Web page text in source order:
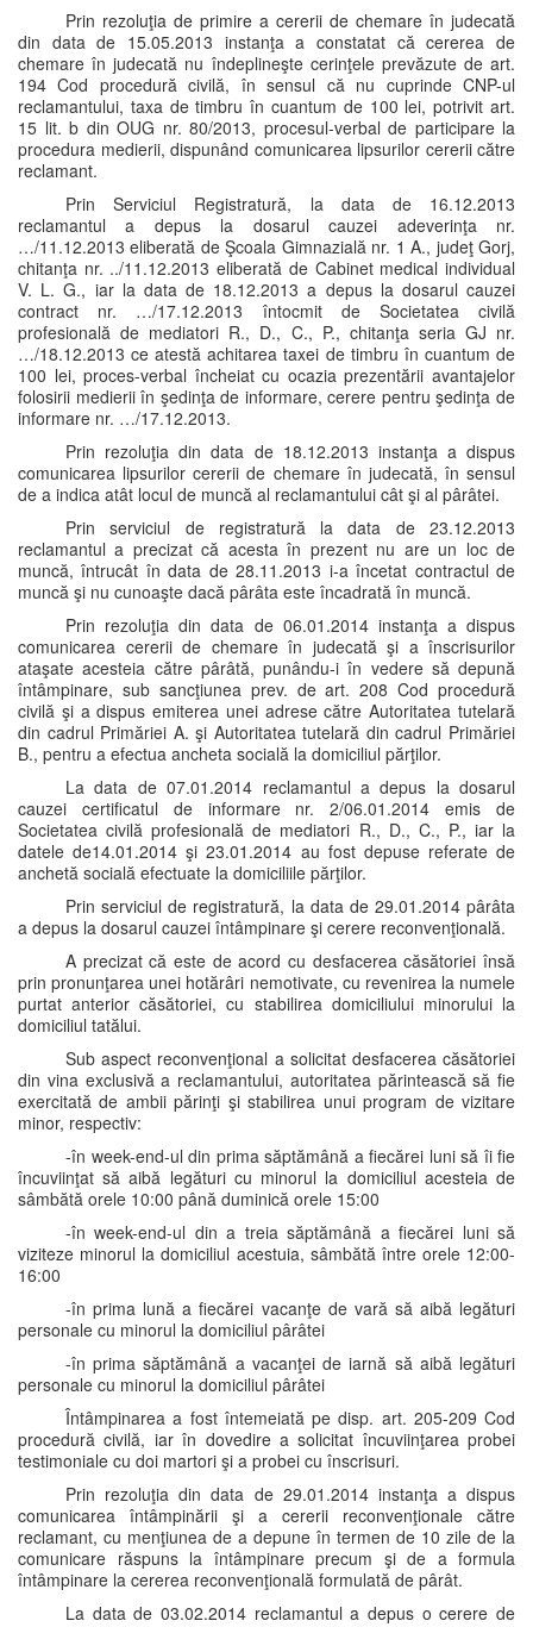
Prin rezoluţia de primire a cererii de chemare în judecată
din data de 15.05.2013 instanţa a constatat că cererea de
chemare în judecată nu îndeplineşte cerinţele prevăzute de art.
194 Cod procedură civilă, în sensul că nu cuprinde CNP-ul
reclamantului, taxa de timbru în cuantum de 100 lei, potrivit art.
15 lit. b din OUG nr. 80/2013, procesul-verbal de participare la
procedura medierii, dispunând comunicarea lipsurilor cererii către
reclamant.
Prin Serviciul Registratură, la data de 16.12.2013
reclamantul a depus la dosarul cauzei adeverinţa nr.
…/11.12.2013 eliberată de Şcoala Gimnazială nr. 1 A., judeţ Gorj,
chitanţa nr. ../11.12.2013 eliberată de Cabinet medical individual
V. L. G., iar la data de 18.12.2013 a depus la dosarul cauzei
contract nr. …/17.12.2013 întocmit de Societatea civilă
profesională de mediatori R., D., C., P., chitanţa seria GJ nr.
…/18.12.2013 ce atestă achitarea taxei de timbru în cuantum de
100 lei, proces-verbal încheiat cu ocazia prezentării avantajelor
folosirii medierii în şedinţa de informare, cerere pentru şedinţa de
informare nr. …/17.12.2013.
Prin rezoluţia din data de 18.12.2013 instanţa a dispus
comunicarea lipsurilor cererii de chemare în judecată, în sensul
de a indica atât locul de muncă al reclamantului cât şi al pârâtei.
Prin serviciul de registratură la data de 23.12.2013
reclamantul a precizat că acesta în prezent nu are un loc de
muncă, întrucât în data de 28.11.2013 i-a încetat contractul de
muncă şi nu cunoaşte dacă pârâta este încadrată în muncă.
Prin rezoluţia din data de 06.01.2014 instanţa a dispus
comunicarea cererii de chemare în judecată şi a înscrisurilor
ataşate acesteia către pârâtă, punându-i în vedere să depună
întâmpinare, sub sancţiunea prev. de art. 208 Cod procedură
civilă şi a dispus emiterea unei adrese către Autoritatea tutelară
din cadrul Primăriei A. şi Autoritatea tutelară din cadrul Primăriei
B., pentru a efectua ancheta socială la domiciliul părţilor.
La data de 07.01.2014 reclamantul a depus la dosarul
cauzei certificatul de informare nr. 2/06.01.2014 emis de
Societatea civilă profesională de mediatori R., D., C., P., iar la
datele de14.01.2014 şi 23.01.2014 au fost depuse referate de
anchetă socială efectuate la domiciliile părţilor.
Prin serviciul de registratură, la data de 29.01.2014 pârâta
a depus la dosarul cauzei întâmpinare şi cerere reconvenţională.
A precizat că este de acord cu desfacerea căsătoriei însă
prin pronunţarea unei hotărâri nemotivate, cu revenirea la numele
purtat anterior căsătoriei, cu stabilirea domiciliului minorului la
domiciliul tatălui.
Sub aspect reconvenţional a solicitat desfacerea căsătoriei
din vina exclusivă a reclamantului, autoritatea părintească să fie
exercitată de ambii părinţi şi stabilirea unui program de vizitare
minor, respectiv:
-în week-end-ul din prima săptămână a fiecărei luni să îi fie
încuviinţat să aibă legături cu minorul la domiciliul acesteia de
sâmbătă orele 10:00 până duminică orele 15:00
-în week-end-ul din a treia săptămână a fiecărei luni să
viziteze minorul la domiciliul acestuia, sâmbătă între orele 12:00-
16:00
-în prima lună a fiecărei vacanţe de vară să aibă legături
personale cu minorul la domiciliul pârâtei
-în prima săptămână a vacanţei de iarnă să aibă legături
personale cu minorul la domiciliul pârâtei
Întâmpinarea a fost întemeiată pe disp. art. 205-209 Cod
procedură civilă, iar în dovedire a solicitat încuviinţarea probei
testimoniale cu doi martori şi a probei cu înscrisuri.
Prin rezoluţia din data de 29.01.2014 instanţa a dispus
comunicarea întâmpinării şi a cererii reconvenţionale către
reclamant, cu menţiunea de a depune în termen de 10 zile de la
comunicare răspuns la întâmpinare precum şi de a formula
întâmpinare la cererea reconvenţională formulată de pârât.
La data de 03.02.2014 reclamantul a depus o cerere de